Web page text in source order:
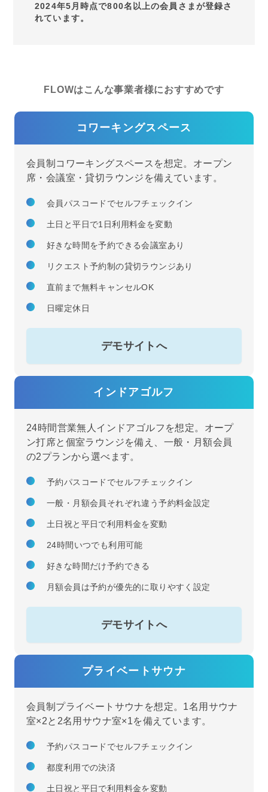
2024年5月時点で800名以上の会員さまが登録さ
れています。
FLOWはこんな事業者様におすすめです
コワーキングスペース
会員制コワーキングスペースを想定。オープン
席・会議室・貸切ラウンジを備えています。
会員パスコードでセルフチェックイン
土日と平日で1日利用料金を変動
好きな時間を予約できる会議室あり
リクエスト予約制の貸切ラウンジあり
直前まで無料キャンセルOK
日曜定休日
デモサイトへ
インドアゴルフ
24時間営業無人インドアゴルフを想定。オープ
ン打席と個室ラウンジを備え、一般・月額会員
の2プランから選べます。
予約パスコードでセルフチェックイン
一般・月額会員それぞれ違う予約料金設定
土日祝と平日で利用料金を変動
24時間いつでも利用可能
好きな時間だけ予約できる
月額会員は予約が優先的に取りやすく設定
デモサイトへ
プライベートサウナ
会員制プライベートサウナを想定。1名用サウナ
室×2と2名用サウナ室×1を備えています。
予約パスコードでセルフチェックイン
都度利用での決済
土日祝と平日で利用料金を変動